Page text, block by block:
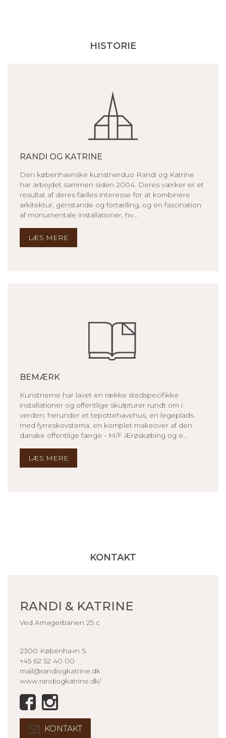
HISTORIE
RANDI OG KATRINE
Den københavnske kunstnerduo Randi og Katrine
har arbejdet sammen siden 2004. Deres værker er et
resultat af deres fælles interesse for at kombinere
arkitektur, genstande og fortælling, og en fascination
af monumentale installationer, hv...
LÆS MERE
BEMÆRK
Kunstnerne har lavet en række stedspecifikke
installationer og offentlige skulpturer rundt om i
verden; herunder et tepottehavehus, en legeplads
med fyrreskovstema. en komplet makeover af den
danske offentlige færge - M/F Ærøskøbing og e...
LÆS MERE
KONTAKT
RANDI & KATRINE
Ved Amagerbanen 25 c
2300 København S
+45 62 52 40 00
mail@randiogkatrine.dk
www.randiogkatrine.dk/
KONTAKT